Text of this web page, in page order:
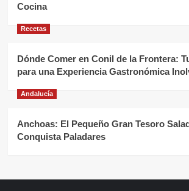
Cocina
Recetas
Dónde Comer en Conil de la Frontera:
para una Experiencia Gastronómica
Andalucía
Anchoas: El Pequeño Gran Tesoro
Conquista Paladares